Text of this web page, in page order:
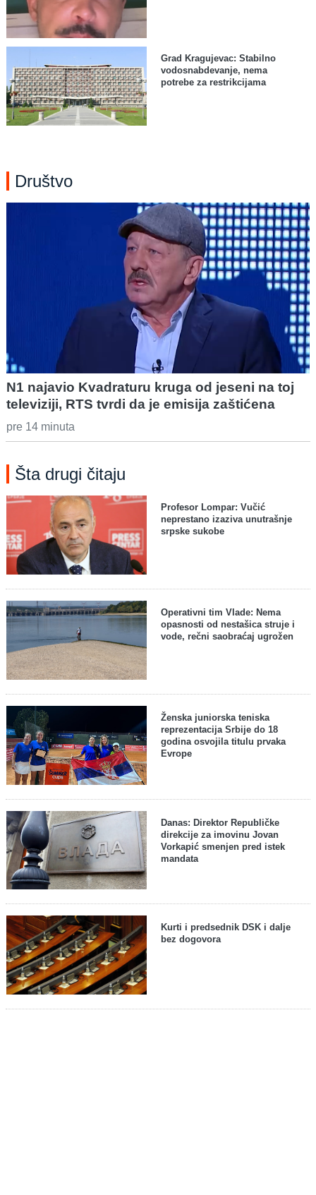
Grad Kragujevac: Stabilno
vodosnabdevanje, nema
potrebe za restrikcijama
Društvo
N1 najavio Kvadraturu kruga od jeseni na toj
televiziji, RTS tvrdi da je emisija zaštićena
pre 14 minuta
Šta drugi čitaju
Profesor Lompar: Vučić
neprestano izaziva unutrašnje
srpske sukobe
Operativni tim Vlade: Nema
opasnosti od nestašica struje i
vode, rečni saobraćaj ugrožen
Ženska juniorska teniska
reprezentacija Srbije do 18
godina osvojila titulu prvaka
Evrope
Danas: Direktor Republičke
direkcije za imovinu Jovan
Vorkapić smenjen pred istek
mandata
Kurti i predsednik DSK i dalje
bez dogovora